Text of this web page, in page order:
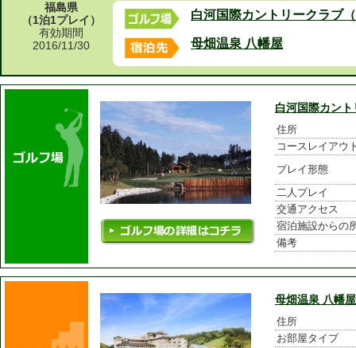
福島県
（1泊1プレイ）
有効期間
2016/11/30
白河国際カントリークラブ
母畑温泉 八幡屋
白河国際カン
住所
コースレイアウ
プレイ形態
二人プレイ
交通アクセス
宿泊施設からの
備考
母畑温泉 八幡屋
住所
お部屋タイプ